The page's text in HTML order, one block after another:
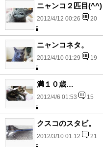
ニャンコ２匹目(^^)
2012/4/12 00:26 20
ニャンコネタ。
2012/4/10 01:29 19
満１０歳…
2012/4/6 01:53 15
クスコのスタビ。
2012/3/10 01:12 21